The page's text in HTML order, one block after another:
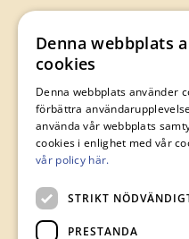
Axel Johnsons
0226-64 57 00
Denna webbplats
cookies
Denna webbplats använder
förbättra
använda vår webbplats
cookies i enlighet med vår
vår policy här.
STRIKT
PRESTANDA